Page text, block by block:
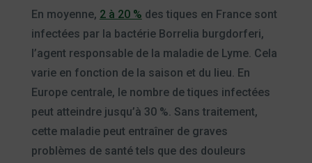
En moyenne, 2 à 20 % des tiques en France sont
infectées par la bactérie Borrelia burgdorferi,
l’agent responsable de la maladie de Lyme. Cela
varie en fonction de la saison et du lieu. En
Europe centrale, le nombre de tiques infectées
peut atteindre jusqu’à 30 %. Sans traitement,
cette maladie peut entraîner de graves
problèmes de santé tels que des douleurs